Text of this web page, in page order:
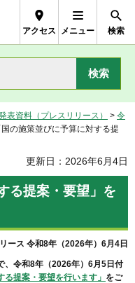
アクセス メニュー 検索
表資料（プレスリリース） > 令
の施策並びに予算に対する提
更新日：2026年6月4日
る提案・要望」を
ース 令和8年（2026年）6月4日
、令和8年（2026年）6月5日付
る提案・要望を行います」 をご